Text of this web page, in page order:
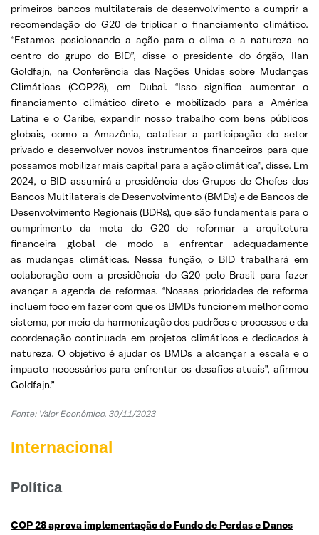
primeiros bancos multilaterais de desenvolvimento a cumprir a
recomendação do G20 de triplicar o financiamento climático.
“Estamos posicionando a ação para o clima e a natureza no
centro do grupo do BID”, disse o presidente do órgão, Ilan
Goldfajn, na Conferência das Nações Unidas sobre Mudanças
Climáticas (COP28), em Dubai. “Isso significa aumentar o
financiamento climático direto e mobilizado para a América
Latina e o Caribe, expandir nosso trabalho com bens públicos
globais, como a Amazônia, catalisar a participação do setor
privado e desenvolver novos instrumentos financeiros para que
possamos mobilizar mais capital para a ação climática”, disse. Em
2024, o BID assumirá a presidência dos Grupos de Chefes dos
Bancos Multilaterais de Desenvolvimento (BMDs) e de Bancos de
Desenvolvimento Regionais (BDRs), que são fundamentais para o
cumprimento da meta do G20 de reformar a arquitetura
financeira global de modo a enfrentar adequadamente
as mudanças climáticas. Nessa função, o BID trabalhará em
colaboração com a presidência do G20 pelo Brasil para fazer
avançar a agenda de reformas. “Nossas prioridades de reforma
incluem foco em fazer com que os BMDs funcionem melhor como
sistema, por meio da harmonização dos padrões e processos e da
coordenação continuada em projetos climáticos e dedicados à
natureza. O objetivo é ajudar os BMDs a alcançar a escala e o
impacto necessários para enfrentar os desafios atuais”, afirmou
Goldfajn.”
Fonte: Valor Econômico, 30/11/2023
Internacional
Política
COP 28 aprova implementação do Fundo de Perdas e Danos